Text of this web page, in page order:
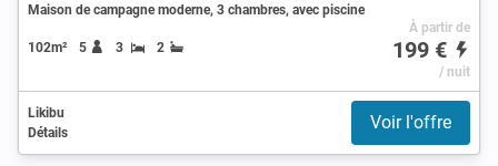
Maison de campagne moderne, 3 chambres, avec piscine
102m² 5 3 2
À partir de
199 €
/ nuit
Likibu
Détails
Voir l'offre